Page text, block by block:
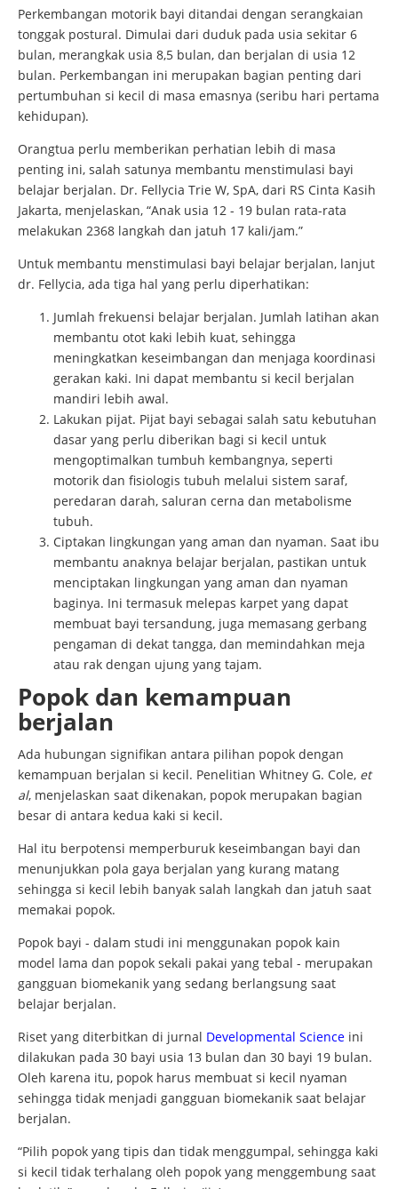
Perkembangan motorik bayi ditandai dengan serangkaian
tonggak postural. Dimulai dari duduk pada usia sekitar 6
bulan, merangkak usia 8,5 bulan, dan berjalan di usia 12
bulan. Perkembangan ini merupakan bagian penting dari
pertumbuhan si kecil di masa emasnya (seribu hari pertama
kehidupan).
Orangtua perlu memberikan perhatian lebih di masa
penting ini, salah satunya membantu menstimulasi bayi
belajar berjalan. Dr. Fellycia Trie W, SpA, dari RS Cinta Kasih
Jakarta, menjelaskan, “Anak usia 12 - 19 bulan rata-rata
melakukan 2368 langkah dan jatuh 17 kali/jam.”
Untuk membantu menstimulasi bayi belajar berjalan, lanjut
dr. Fellycia, ada tiga hal yang perlu diperhatikan:
Jumlah frekuensi belajar berjalan. Jumlah latihan akan
membantu otot kaki lebih kuat, sehingga
meningkatkan keseimbangan dan menjaga koordinasi
gerakan kaki. Ini dapat membantu si kecil berjalan
mandiri lebih awal.
Lakukan pijat. Pijat bayi sebagai salah satu kebutuhan
dasar yang perlu diberikan bagi si kecil untuk
mengoptimalkan tumbuh kembangnya, seperti
motorik dan fisiologis tubuh melalui sistem saraf,
peredaran darah, saluran cerna dan metabolisme
tubuh.
Ciptakan lingkungan yang aman dan nyaman. Saat ibu
membantu anaknya belajar berjalan, pastikan untuk
menciptakan lingkungan yang aman dan nyaman
baginya. Ini termasuk melepas karpet yang dapat
membuat bayi tersandung, juga memasang gerbang
pengaman di dekat tangga, dan memindahkan meja
atau rak dengan ujung yang tajam.
Popok dan kemampuan
berjalan
Ada hubungan signifikan antara pilihan popok dengan
kemampuan berjalan si kecil. Penelitian Whitney G. Cole, et
al, menjelaskan saat dikenakan, popok merupakan bagian
besar di antara kedua kaki si kecil.
Hal itu berpotensi memperburuk keseimbangan bayi dan
menunjukkan pola gaya berjalan yang kurang matang
sehingga si kecil lebih banyak salah langkah dan jatuh saat
memakai popok.
Popok bayi - dalam studi ini menggunakan popok kain
model lama dan popok sekali pakai yang tebal - merupakan
gangguan biomekanik yang sedang berlangsung saat
belajar berjalan.
Riset yang diterbitkan di jurnal Developmental Science ini
dilakukan pada 30 bayi usia 13 bulan dan 30 bayi 19 bulan.
Oleh karena itu, popok harus membuat si kecil nyaman
sehingga tidak menjadi gangguan biomekanik saat belajar
berjalan.
“Pilih popok yang tipis dan tidak menggumpal, sehingga kaki
si kecil tidak terhalang oleh popok yang menggembung saat